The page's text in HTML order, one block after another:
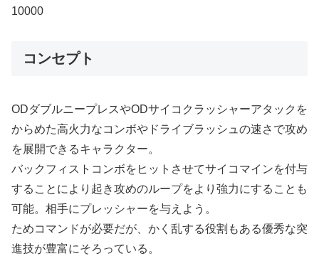
10000
コンセプト
ODダブルニープレスやODサイコクラッシャーアタックを
からめた高火力なコンボやドライブラッシュの速さで攻め
を展開できるキャラクター。
バックフィストコンボをヒットさせてサイコマインを付与
することにより起き攻めのループをより強力にすることも
可能。相手にプレッシャーを与えよう。
ためコマンドが必要だが、かく乱する役割もある優秀な突
進技が豊富にそろっている。